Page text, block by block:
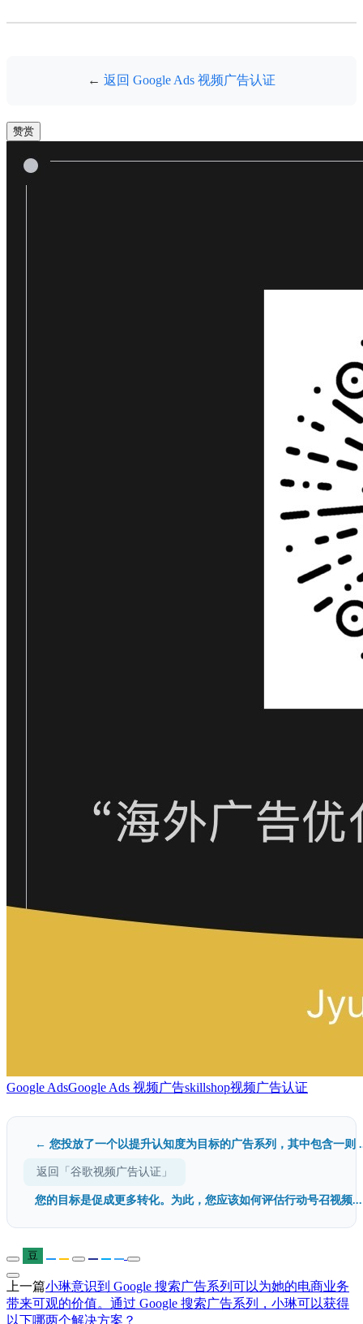
← 返回 Google Ads 视频广告认证
赞赏
Google AdsGoogle Ads 视频广告skillshop视频广告认证
← 您投放了一个以提升认知度为目标的广告系列，其中包含一则
返回「谷歌视频广告认证」
您的目标是促成更多转化。为此，您应该如何评估行动号召视频
豆
上一篇小琳意识到 Google 搜索广告系列可以为她的电商业务
带来可观的价值。通过 Google 搜索广告系列，小琳可以获得
以下哪两个解决方案？